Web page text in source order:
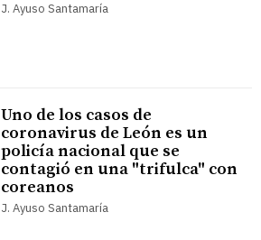
J. Ayuso Santamaría
Uno de los casos de
coronavirus de León es un
policía nacional que se
contagió en una "trifulca" con
coreanos
J. Ayuso Santamaría